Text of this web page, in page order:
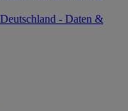
- Daten &